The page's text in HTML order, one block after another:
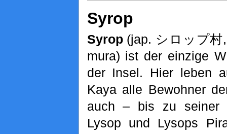
Syrop
Syrop(jap. シロップ村
mura) ist der einzige
der Insel. Hier leben
Kaya alle Bewohner
auch – bis zu seiner
Lysop und Lysops